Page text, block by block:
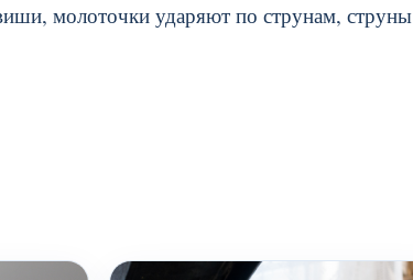
молоточки ударяют по струнам, струны